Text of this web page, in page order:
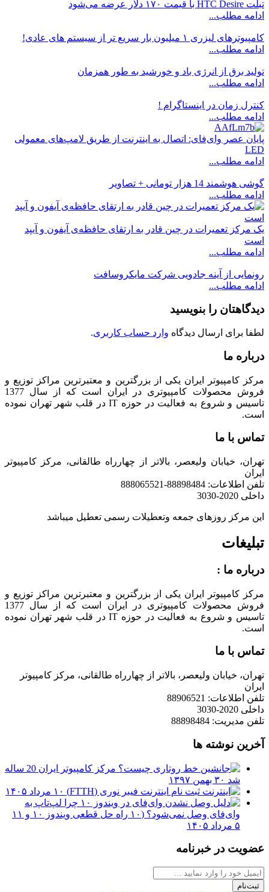
تبلت HTC Desire با قیمت ۱۷۰ دلار عرضه می‌شود
ادامه مطلب...
کامپیوترهای لیزری ۱ میلیون بار سریع تر از سیستم های عادی!
ادامه مطلب...
تولید برق از انرژی باد و خورشید به طور همزمان
ادامه مطلب...
کنترل زمان در اینستاگرام !
ادامه مطلب...
پایان عصر وای‌فای: اتصال به اینترنت از طریق لامپ‌های معمولی
LED
ادامه مطلب...
گوشی هوشمند 14 هزار تومانی + تصاویر
ادامه مطلب...
یک مرکز تعمیرات در چین قادر به ارتقای حافظه‌ی آیفون و آیپد
است
ادامه مطلب...
رونمایی از آینه جادویی شرکت مایکروسافت
ادامه مطلب...
دیدگاهتان را بنویسید
لطفا برای ارسال دیدگاه وارد حساب کاربری.
درباره ما
مرکز کامپیوتر ایران یکی از بزرگترین و معتبرترین مراکز توزیع و
فروش محصولات کامپیوتری در ایران است که از سال 1377
تاسیس و شروع به فعالیت در حوزه IT در قلب شهر تهران نموده
است.
تماس با ما
تهران، خیابان ولیعصر، بالاتر از چهارراه طالقانی، مرکز کامپیوتر
ایران
تلفن اطلاعات: 88898484-888065521
داخلی 2020-3030
این مرکز روزهای جمعه وتعطیلات رسمی تعطیل میباشد
تبلیغات
درباره ما :
مرکز کامپیوتر ایران یکی از بزرگترین و معتبرترین مراکز توزیع و
فروش محصولات کامپیوتری در ایران است که از سال 1377
تاسیس و شروع به فعالیت در حوزه IT در قلب شهر تهران نموده
است.
تماس با ما
تهران، خیابان ولیعصر، بالاتر از چهارراه طالقانی، مرکز کامپیوتر
ایران
تلفن اطلاعات: 88906521
داخلی 2020-3030
تلفن مدیریت: 88898484
آخرین نوشته ها
مرکز کامپیوتر ایران 20 ساله
شد ۳۰ بهمن ۱۳۹۷
ثبت نام اینترنت فیبر نوری (FTTH)
۱۰ مرداد ۱۴۰۵
چرا لپ‌تاپ به
وای‌فای وصل نمی‌شود؟ (۱۰ راه حل قطعی ویندوز ۱۰ و ۱۱
۵ مرداد ۱۴۰۵
عضویت در خبرنامه
ثبت‌نام